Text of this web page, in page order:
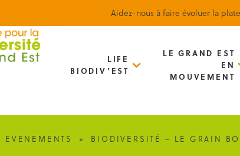
Aidez-nous à faire évoluer la
LIFE
BIODIV’EST
LE GRAND EST
EN
MOUVEMENT
EVENEMENTS » BIODIVERSITÉ – LE GRAIN